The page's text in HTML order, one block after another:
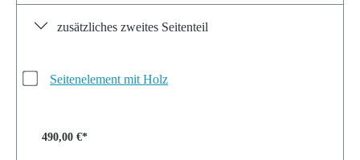
zusätzliches zweites Seitenteil
Seitenelement mit Holz
490,00 €*